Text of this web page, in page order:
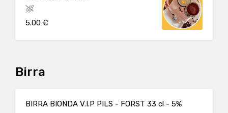
5.00 €
Birra
BIRRA BIONDA V.I.P PILS - FORST 33 cl - 5%